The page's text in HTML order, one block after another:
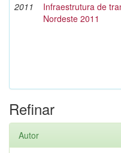
2011
Infraestrutura de
Nordeste 2011
Refinar
Autor